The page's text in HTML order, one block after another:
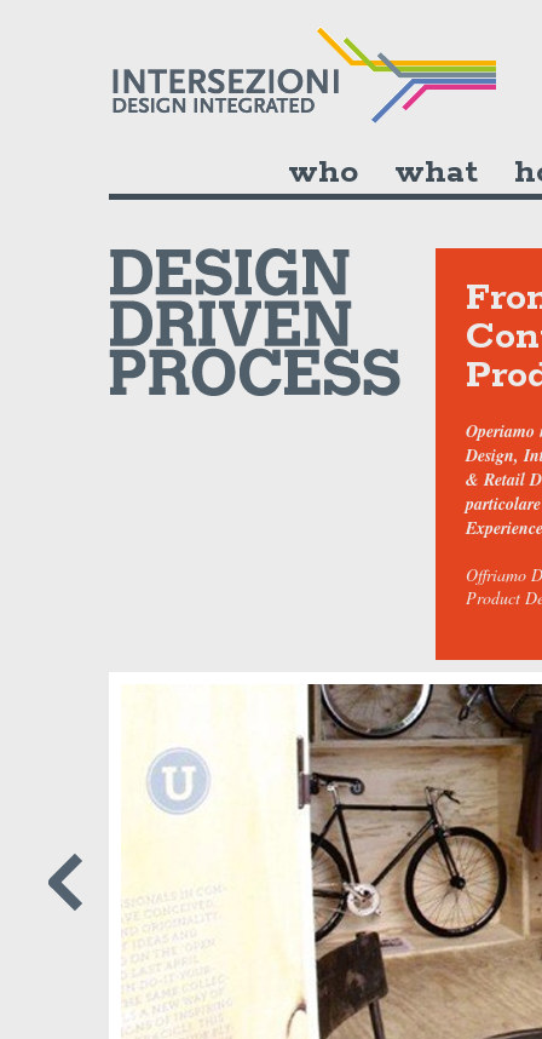
what
who
Operiamo
Design,
& Retail
Offriamo
Product